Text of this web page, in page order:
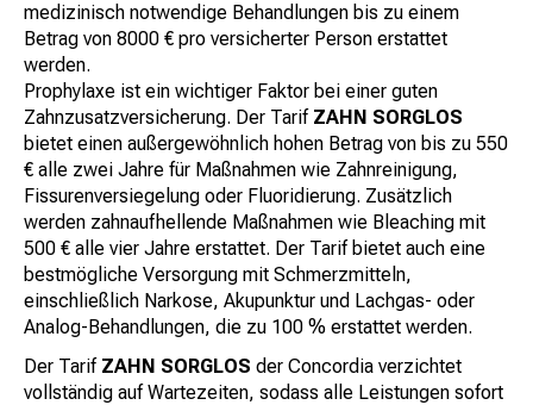
medizinisch notwendige Behandlungen bis zu einem
Betrag von 8000 € pro versicherter Person erstattet
werden.
Prophylaxe ist ein wichtiger Faktor bei einer guten
Zahnzusatzversicherung. Der Tarif ZAHN SORGLOS
bietet einen außergewöhnlich hohen Betrag von bis zu 550
€ alle zwei Jahre für Maßnahmen wie Zahnreinigung,
Fissurenversiegelung oder Fluoridierung. Zusätzlich
werden zahnaufhellende Maßnahmen wie Bleaching mit
500 € alle vier Jahre erstattet. Der Tarif bietet auch eine
bestmögliche Versorgung mit Schmerzmitteln,
einschließlich Narkose, Akupunktur und Lachgas- oder
Analog-Behandlungen, die zu 100 % erstattet werden.
Der Tarif ZAHN SORGLOS der Concordia verzichtet
vollständig auf Wartezeiten, sodass alle Leistungen sofort